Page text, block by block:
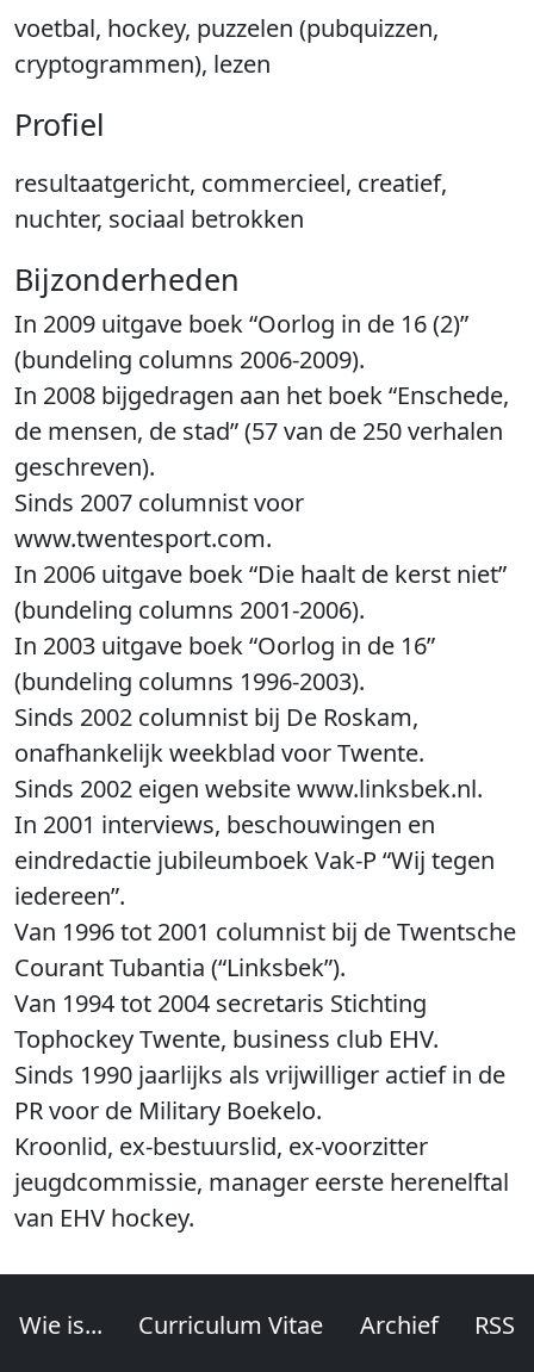
voetbal, hockey, puzzelen (pubquizzen,
cryptogrammen), lezen
Profiel
resultaatgericht, commercieel, creatief,
nuchter, sociaal betrokken
Bijzonderheden
In 2009 uitgave boek “Oorlog in de 16 (2)”
(bundeling columns 2006-2009).
In 2008 bijgedragen aan het boek “Enschede,
de mensen, de stad” (57 van de 250 verhalen
geschreven).
Sinds 2007 columnist voor
www.twentesport.com.
In 2006 uitgave boek “Die haalt de kerst niet”
(bundeling columns 2001-2006).
In 2003 uitgave boek “Oorlog in de 16”
(bundeling columns 1996-2003).
Sinds 2002 columnist bij De Roskam,
onafhankelijk weekblad voor Twente.
Sinds 2002 eigen website www.linksbek.nl.
In 2001 interviews, beschouwingen en
eindredactie jubileumboek Vak-P “Wij tegen
iedereen”.
Van 1996 tot 2001 columnist bij de Twentsche
Courant Tubantia (“Linksbek”).
Van 1994 tot 2004 secretaris Stichting
Tophockey Twente, business club EHV.
Sinds 1990 jaarlijks als vrijwilliger actief in de
PR voor de Military Boekelo.
Kroonlid, ex-bestuurslid, ex-voorzitter
jeugdcommissie, manager eerste herenelftal
van EHV hockey.
Wie is... Curriculum Vitae Archief RSS